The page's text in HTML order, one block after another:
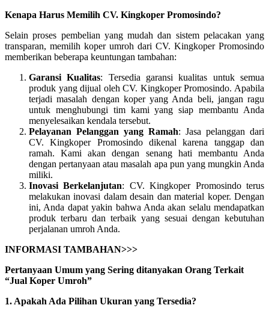
Kenapa Harus Memilih CV. Kingkoper Promosindo?
Selain proses pembelian yang mudah dan sistem pelacakan yang
transparan, memilih koper umroh dari CV. Kingkoper Promosindo
memberikan beberapa keuntungan tambahan:
Garansi Kualitas: Tersedia garansi kualitas untuk semua
produk yang dijual oleh CV. Kingkoper Promosindo. Apabila
terjadi masalah dengan koper yang Anda beli, jangan ragu
untuk menghubungi tim kami yang siap membantu Anda
menyelesaikan kendala tersebut.
Pelayanan Pelanggan yang Ramah: Jasa pelanggan dari
CV. Kingkoper Promosindo dikenal karena tanggap dan
ramah. Kami akan dengan senang hati membantu Anda
dengan pertanyaan atau masalah apa pun yang mungkin Anda
miliki.
Inovasi Berkelanjutan: CV. Kingkoper Promosindo terus
melakukan inovasi dalam desain dan material koper. Dengan
ini, Anda dapat yakin bahwa Anda akan selalu mendapatkan
produk terbaru dan terbaik yang sesuai dengan kebutuhan
perjalanan umroh Anda.
INFORMASI TAMBAHAN>>>
Pertanyaan Umum yang Sering ditanyakan Orang Terkait
“Jual Koper Umroh”
1. Apakah Ada Pilihan Ukuran yang Tersedia?